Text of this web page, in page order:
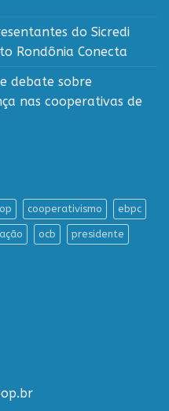
do Sicredi
Rondônia Conecta
debate sobre
nas cooperativas de
cooperativismo ebpc
ocb presidente